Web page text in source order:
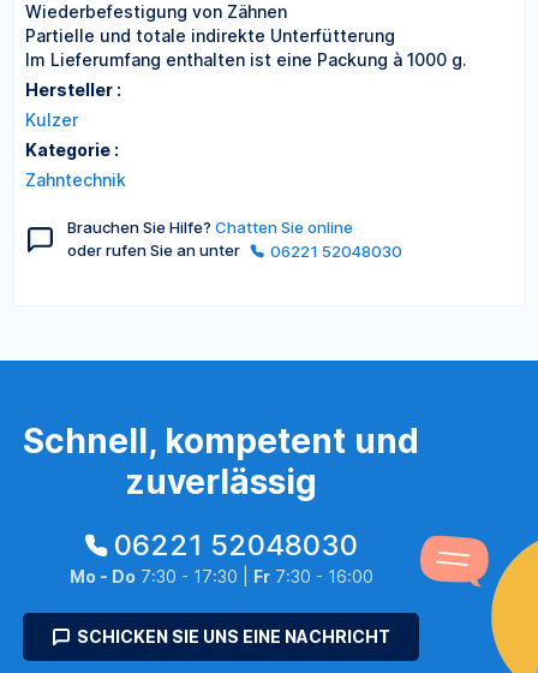
Wiederbefestigung von Zähnen
Partielle und totale indirekte Unterfütterung
Im Lieferumfang enthalten ist eine Packung à 1000 g.
Hersteller :
Kulzer
Kategorie :
Zahntechnik
Brauchen Sie Hilfe? Chatten Sie online
oder rufen Sie an unter
06221 52048030
Schnell, kompetent und
zuverlässig
06221 52048030
Mo - Do 7:30 - 17:30 | Fr7:30 - 16:00
SCHICKEN SIE UNS EINE NACHRICHT